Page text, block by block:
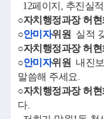
12페이지, 추진실
○자치행정과장 허현
○안미자위원 실적
○자치행정과장 허현
○안미자위원 내진
말씀해 주세요.
○자치행정과장 허현
다.